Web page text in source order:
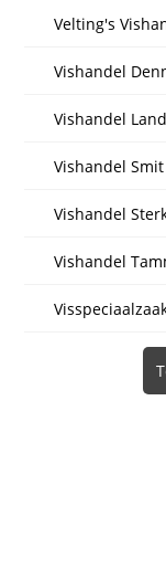
Velting's
Vishandel
Vishandel
Vishandel
Vishandel
Vishandel